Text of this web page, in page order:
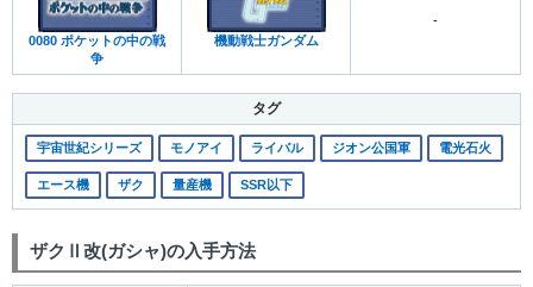
0080 ポケットの中の戦
争
機動戦士ガンダム
-
タグ
宇宙世紀シリーズ モノアイ ライバル ジオン公国軍 電光石火
エース機 ザク 量産機 SSR以下
ザクⅡ改(ガシャ)の入手方法